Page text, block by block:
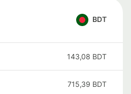
BDT
143,08 BDT
715,39 BDT